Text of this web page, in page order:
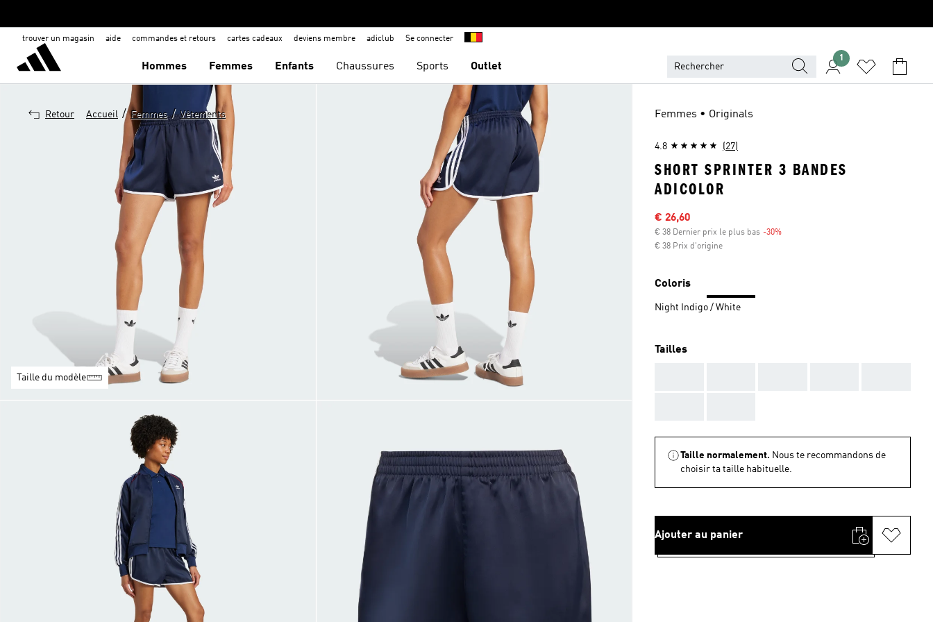
trouver un magasin aide commandes et retours cartes cadeaux deviens membre adiclub Se connecter
Hommes Femmes Enfants Chaussures Sports Outlet
1
Retour Accueil / Femmes / Vêtements
Taille du modèle
Femmes • Originals
4.8 (27)
SHORT SPRINTER 3 BANDES
ADICOLOR
Sale price
€ 26,60
€ 38 Dernier prix le plus bas -30%
€ 38 Prix d'origine
Coloris
Night Indigo / White
Tailles
Taille normalement. Nous te recommandons de
choisir ta taille habituelle.
Ajouter au panier